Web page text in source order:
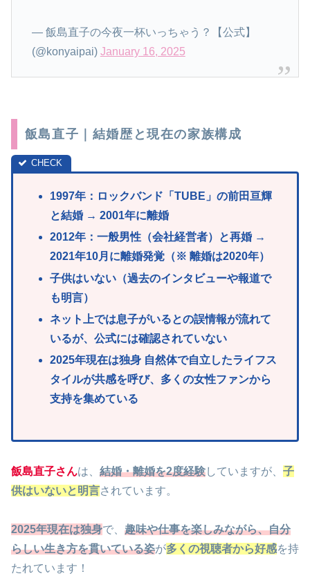
— 飯島直子の今夜一杯いっちゃう？【公式】
(@konyaipai) January 16, 2025
飯島直子｜結婚歴と現在の家族構成
1997年：ロックバンド「TUBE」の前田亘輝
と結婚 → 2001年に離婚
2012年：一般男性（会社経営者）と再婚 →
2021年10月に離婚発覚 （※ 離婚は2020年）
子供はいない（過去のインタビューや報道で
も明言）
ネット上では息子がいるとの誤情報が流れて
いるが、公式には確認されていない
2025年現在は独身 自然体で自立したライフス
タイルが共感を呼び、多くの女性ファンから
支持を集めている
飯島直子さんは、 結婚・離婚を2度経験していますが、 子
供はいないと明言されています。
2025年現在は独身で、 趣味や仕事を楽しみながら、自分
らしい生き方を貫いている姿が多くの視聴者から好感を持
たれています！